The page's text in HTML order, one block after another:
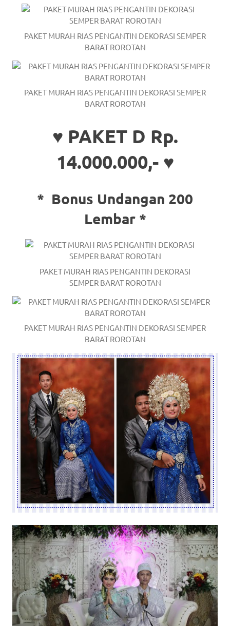
good
luxury
watches.
https://www.drugswatches.com
PAKET MURAH RIAS PENGANTIN DEKORASI SEMPER
BARAT ROROTAN
PAKET MURAH RIAS PENGANTIN DEKORASI SEMPER
BARAT ROROTAN
♥ PAKET D Rp.
14.000.000,- ♥
* Bonus Undangan 200
Lembar *
PAKET MURAH RIAS PENGANTIN DEKORASI
SEMPER BARAT ROROTAN
PAKET MURAH RIAS PENGANTIN DEKORASI SEMPER
BARAT ROROTAN